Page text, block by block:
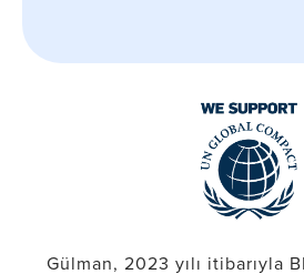
Gülman, 2023 yılı itibarıyla